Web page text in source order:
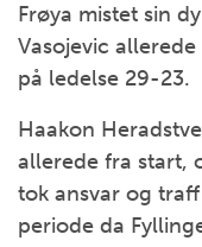
Frøya mistet sin
Vasojevic
på ledelse 29-23.
Haakon
allerede fra start,
tok ansvar og
periode da